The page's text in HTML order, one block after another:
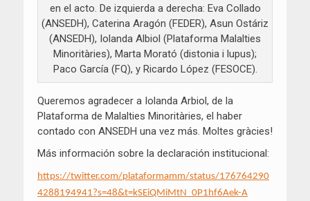
en el acto. De izquierda a derecha: Eva Collado
(ANSEDH), Caterina Aragón (FEDER), Asun Ostáriz
(ANSEDH), Iolanda Albiol (Plataforma Malalties
Minoritàries), Marta Morató (distonia i lupus);
Paco García (FQ), y Ricardo López (FESOCE).
Queremos agradecer a Iolanda Arbiol, de la
Plataforma de Malalties Minoritàries, el haber
contado con ANSEDH una vez más. Moltes gràcies!
Más información sobre la declaración institucional:
https://twitter.com/plataformamm/status/176764290
4288194941?s=48&t=kSEiQMiMtN_0P1hf6Aek-A